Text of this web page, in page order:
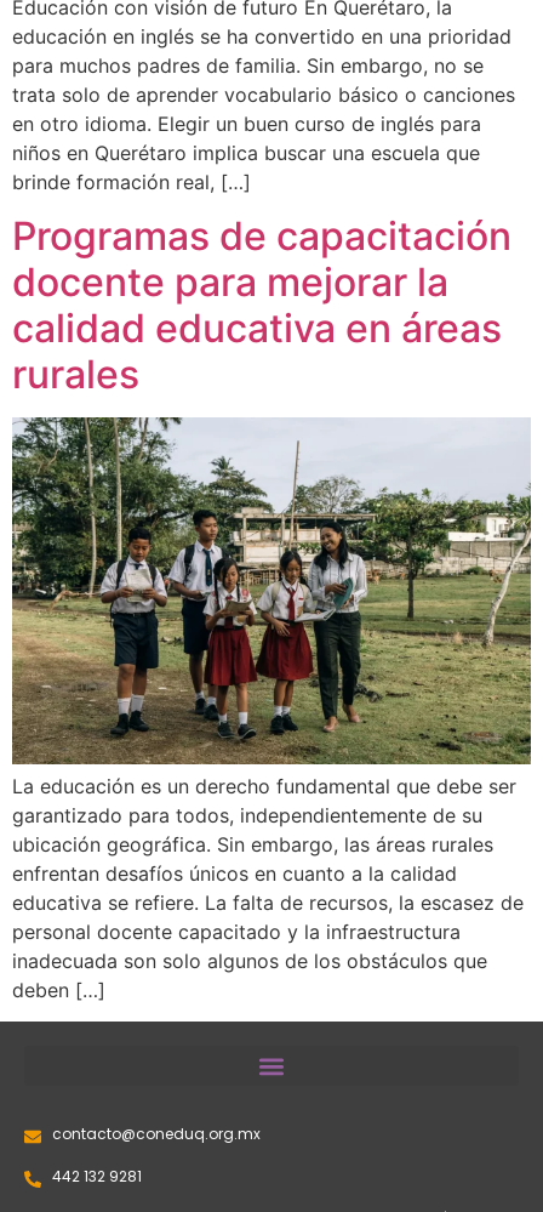
Educación con visión de futuro En Querétaro, la
educación en inglés se ha convertido en una prioridad
para muchos padres de familia. Sin embargo, no se
trata solo de aprender vocabulario básico o canciones
en otro idioma. Elegir un buen curso de inglés para
niños en Querétaro implica buscar una escuela que
brinde formación real, […]
Programas de capacitación
docente para mejorar la
calidad educativa en áreas
rurales
La educación es un derecho fundamental que debe ser
garantizado para todos, independientemente de su
ubicación geográfica. Sin embargo, las áreas rurales
enfrentan desafíos únicos en cuanto a la calidad
educativa se refiere. La falta de recursos, la escasez de
personal docente capacitado y la infraestructura
inadecuada son solo algunos de los obstáculos que
deben […]
contacto@coneduq.org.mx
442 132 9281